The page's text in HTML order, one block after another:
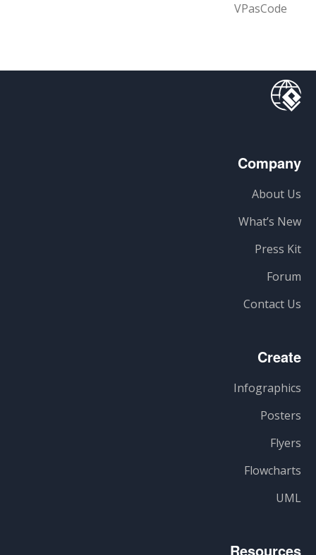
VPasCode
Company
About Us
What’s New
Press Kit
Forum
Contact Us
Create
Infographics
Posters
Flyers
Flowcharts
UML
Resources